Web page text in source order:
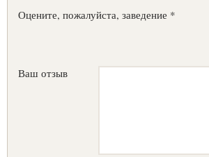
Оцените, пожалуйста, заведение *
Ваш отзыв